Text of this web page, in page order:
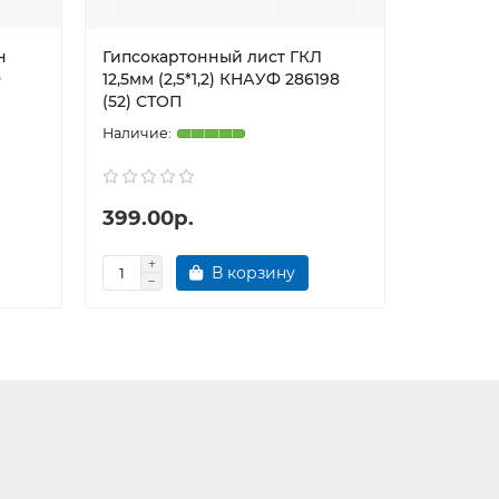
Гипсокартонный лист ГКЛ
12,5мм (2,5*1,2) КНАУФ 286198
(52) СТОП
399.00р.
В корзину